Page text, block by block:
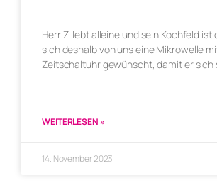
Herr Z. lebt alleine und sein Kochfeld ist
sich deshalb von uns eine Mikrowelle
Zeitschaltuhr gewünscht, damit er sich
WEITERLESEN »
14. November 2023